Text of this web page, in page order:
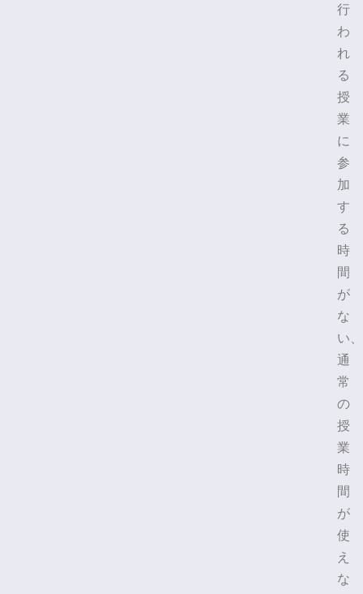
行
わ
れ
る
授
業
に
参
加
す
る
時
間
が
な
い、
通
常
の
授
業
時
間
が
使
え
な